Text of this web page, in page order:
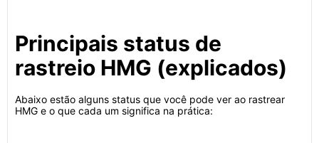
Principais status de
rastreio HMG (explicados)
Abaixo estão alguns status que você pode ver ao rastrear
HMG e o que cada um significa na prática: